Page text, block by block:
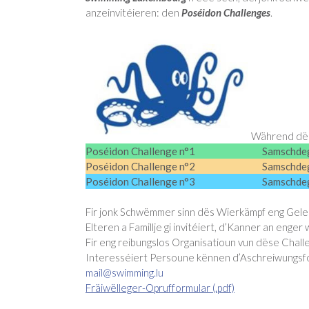
anzeinvitéieren: den Poséidon Challenges
Während
Poséidon Challenge n°1
Poséidon Challenge n°2
Poséidon Challenge n°3
Fir jonk Schwëmmer sinn dës Wierkämpf eng
Elteren a Famillje gi invitéiert, d’Kanner an
Fir eng reibungslos Organisatioun vun dëse
Interesséiert Persoune kënnen
mail@swimming.lu
Fräiwëlleger-Oprufformular (.pdf)